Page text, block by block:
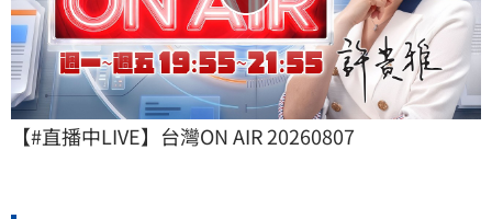
【#直播中LIVE】台灣ON AIR 20260807